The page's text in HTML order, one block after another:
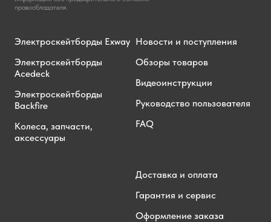
правообладателя.
Электроскейтборды Exway
Электроскейтборды
Acedeck
Электроскейтборды
Backfire
Колеса, запчасти,
аксессуары
Новости и поступления
Обзоры товаров
Видеоинструкции
Руководство пользователя
FAQ
Доставка и оплата
Гарантия и сервис
Оформление заказа